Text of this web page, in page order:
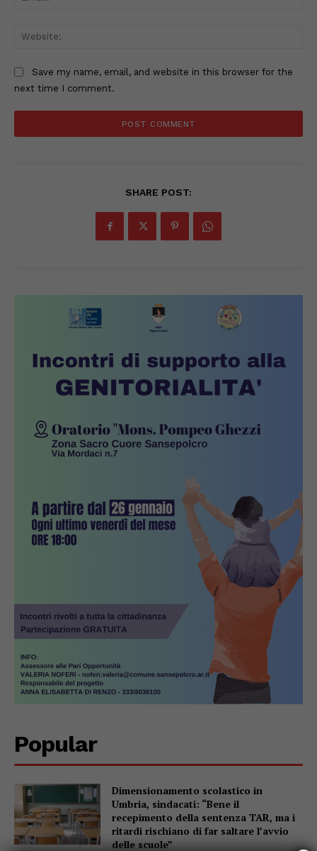
Save my name, email, and website in this browser for the
next time I comment.
SHARE POST:
Popular
Dimensionamento scolastico in
Umbria, sindacati: “Bene il
recepimento della sentenza TAR, ma i
ritardi rischiano di far saltare l’avvio
delle scuole”